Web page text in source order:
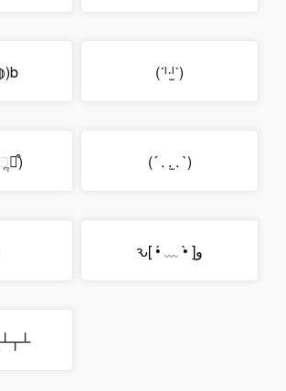
(ˊˡ·̫ˡˋ)
(´ . .̫ . `)
ԅ[ •́ ﹏ •̀ ]و